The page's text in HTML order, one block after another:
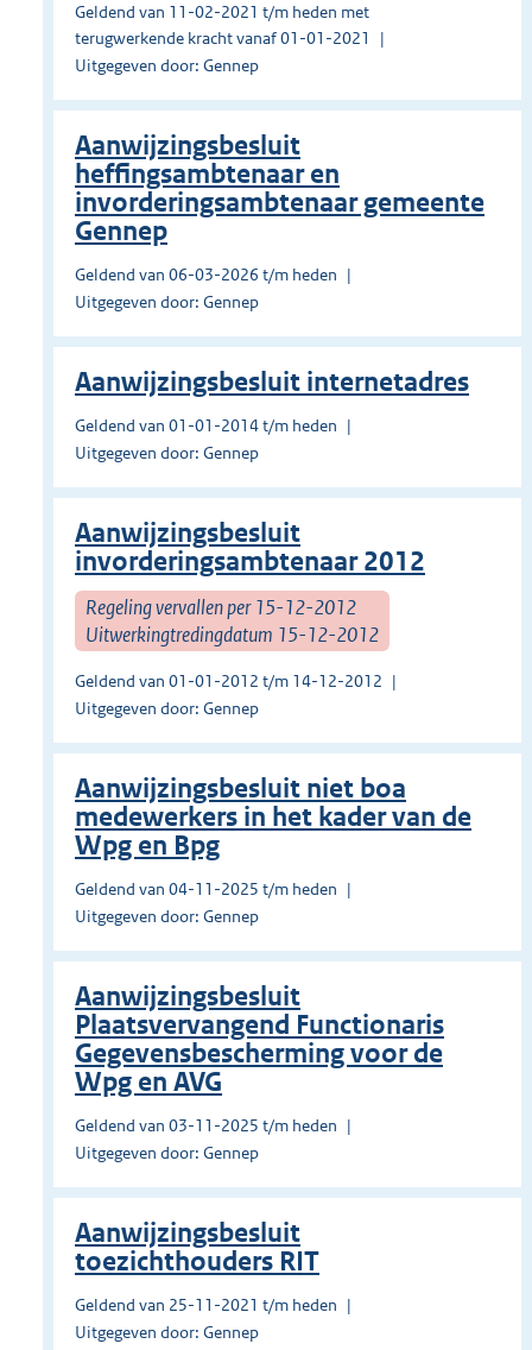
Geldend van 11-02-2021 t/m heden met
terugwerkende kracht vanaf 01-01-2021
Uitgegeven door: Gennep
Aanwijzingsbesluit
heffingsambtenaar en
invorderingsambtenaar gemeente
Gennep
Geldend van 06-03-2026 t/m heden
Uitgegeven door: Gennep
Aanwijzingsbesluit internetadres
Geldend van 01-01-2014 t/m heden
Uitgegeven door: Gennep
Aanwijzingsbesluit
invorderingsambtenaar 2012
Regeling vervallen per 15-12-2012
Uitwerkingtredingdatum 15-12-2012
Geldend van 01-01-2012 t/m 14-12-2012
Uitgegeven door: Gennep
Aanwijzingsbesluit niet boa
medewerkers in het kader van de
Wpg en Bpg
Geldend van 04-11-2025 t/m heden
Uitgegeven door: Gennep
Aanwijzingsbesluit
Plaatsvervangend Functionaris
Gegevensbescherming voor de
Wpg en AVG
Geldend van 03-11-2025 t/m heden
Uitgegeven door: Gennep
Aanwijzingsbesluit
toezichthouders RIT
Geldend van 25-11-2021 t/m heden
Uitgegeven door: Gennep